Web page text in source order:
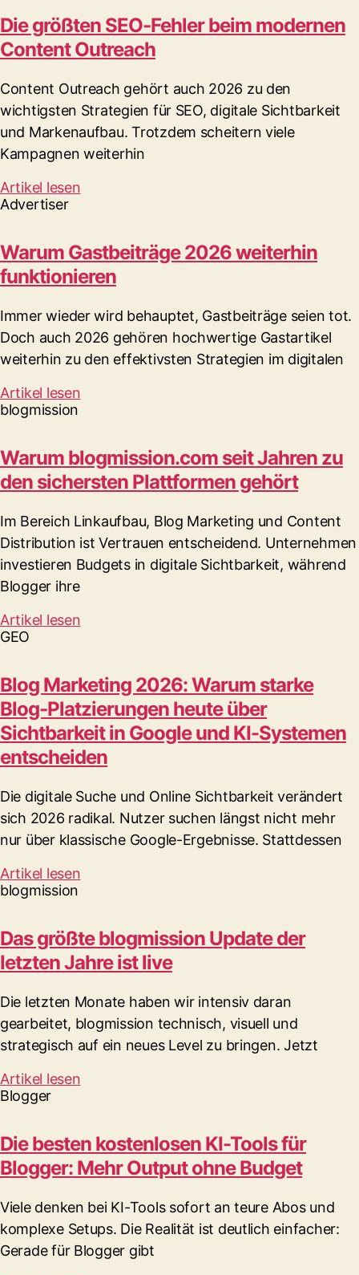
Die größten SEO-Fehler beim modernen
Content Outreach
Content Outreach gehört auch 2026 zu den
wichtigsten Strategien für SEO, digitale Sichtbarkeit
und Markenaufbau. Trotzdem scheitern viele
Kampagnen weiterhin
Artikel lesen
Advertiser
Warum Gastbeiträge 2026 weiterhin
funktionieren
Immer wieder wird behauptet, Gastbeiträge seien tot.
Doch auch 2026 gehören hochwertige Gastartikel
weiterhin zu den effektivsten Strategien im digitalen
Artikel lesen
blogmission
Warum blogmission.com seit Jahren zu
den sichersten Plattformen gehört
Im Bereich Linkaufbau, Blog Marketing und Content
Distribution ist Vertrauen entscheidend. Unternehmen
investieren Budgets in digitale Sichtbarkeit, während
Blogger ihre
Artikel lesen
GEO
Blog Marketing 2026: Warum starke
Blog-Platzierungen heute über
Sichtbarkeit in Google und KI-Systemen
entscheiden
Die digitale Suche und Online Sichtbarkeit verändert
sich 2026 radikal. Nutzer suchen längst nicht mehr
nur über klassische Google-Ergebnisse. Stattdessen
Artikel lesen
blogmission
Das größte blogmission Update der
letzten Jahre ist live
Die letzten Monate haben wir intensiv daran
gearbeitet, blogmission technisch, visuell und
strategisch auf ein neues Level zu bringen. Jetzt
Artikel lesen
Blogger
Die besten kostenlosen KI-Tools für
Blogger: Mehr Output ohne Budget
Viele denken bei KI-Tools sofort an teure Abos und
komplexe Setups. Die Realität ist deutlich einfacher:
Gerade für Blogger gibt